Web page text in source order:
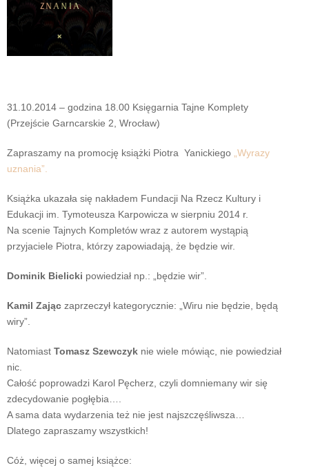
31.10.2014 – godzina 18.00 Księgarnia Tajne Komplety
(Przejście Garncarskie 2, Wrocław)
Zapraszamy na promocję książki Piotra Yanickiego „Wyrazy
uznania”.
Książka ukazała się nakładem Fundacji Na Rzecz Kultury i
Edukacji im. Tymoteusza Karpowicza w sierpniu 2014 r.
Na scenie Tajnych Kompletów wraz z autorem wystąpią
przyjaciele Piotra, którzy zapowiadają, że będzie wir.
Dominik Bielicki powiedział np.: „będzie wir”.
Kamil Zajączaprzeczył kategorycznie: „Wiru nie będzie, będą
wiry”.
Natomiast Tomasz Szewczyknie wiele mówiąc, nie powiedział
nic.
Całość poprowadzi Karol Pęcherz, czyli domniemany wir się
zdecydowanie pogłębia….
A sama data wydarzenia też nie jest najszczęśliwsza…
Dlatego zapraszamy wszystkich!
Cóż, więcej o samej książce: